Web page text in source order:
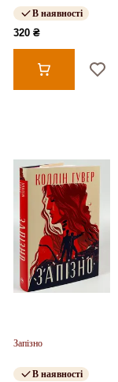
В наявності
320 ₴
Запізно
В наявності